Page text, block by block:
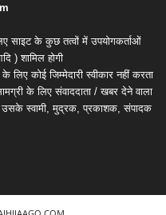
साइट के कुछ तत्वों में उपयोगकर्ताओं
) शामिल होगी
लिए कोई जिम्मेदारी स्वीकार नहीं करता
के लिए संवाददाता / खबर देने वाला
उसके स्वामी, मुद्रक, प्रकाशक, संपादक